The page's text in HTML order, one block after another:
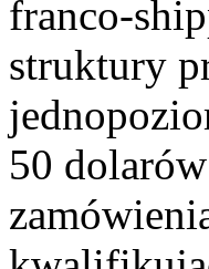
franco-
struktury
50